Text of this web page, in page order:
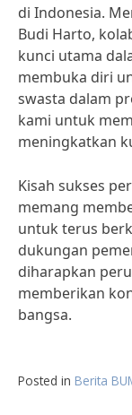
di Indonesia.
Budi Harto,
kunci utama
membuka diri
swasta dalam
kami untuk
meningkatkan
Kisah sukses
memang
untuk terus
dukungan
diharapkan
memberikan
bangsa.
Posted in Berita